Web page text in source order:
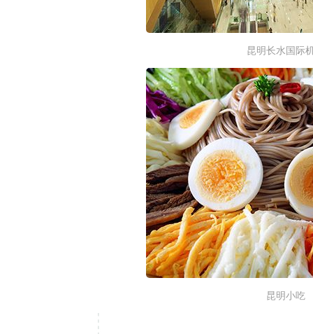
昆明长水国际
昆明小吃